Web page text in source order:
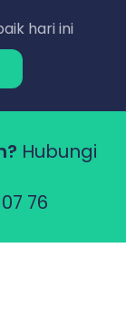
hari ini
Hubungi
76